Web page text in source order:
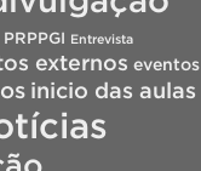
Entrevista
externos eventos
inicio das aulas